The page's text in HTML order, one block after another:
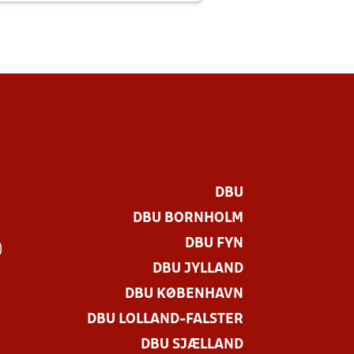
DBU
DBU BORNHOLM
DBU FYN
DBU JYLLAND
DBU KØBENHAVN
DBU LOLLAND-FALSTER
DBU SJÆLLAND